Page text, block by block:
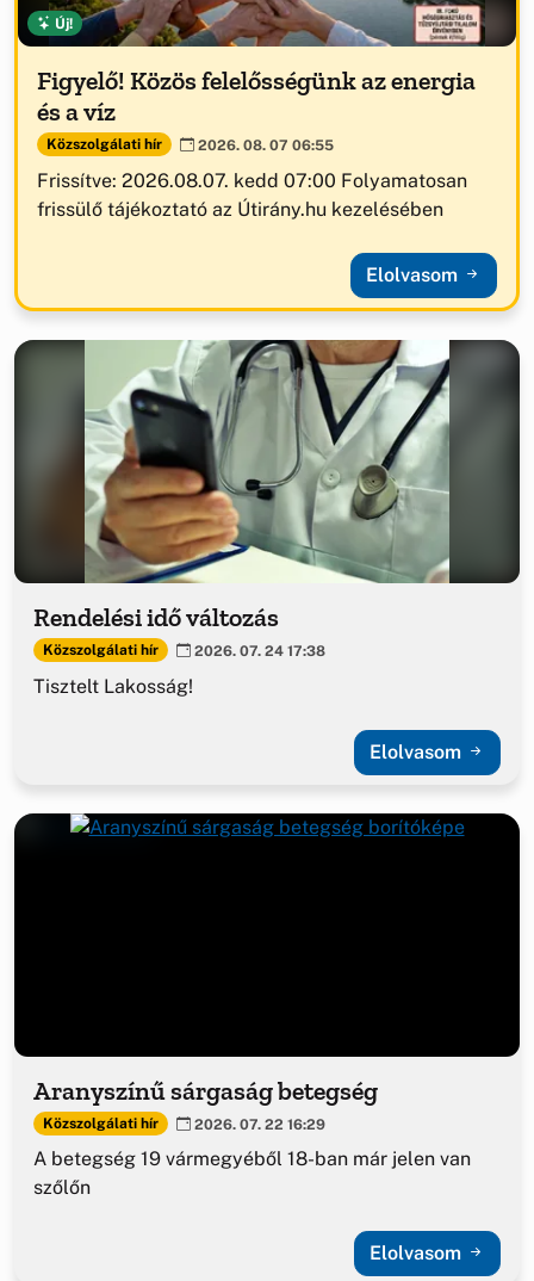
Új!
Figyelő! Közös felelősségünk az energia
és a víz
Közszolgálati hír 2026. 08. 07 06:55
Frissítve: 2026.08.07. kedd 07:00 Folyamatosan
frissülő tájékoztató az Útirány.hu kezelésében
Elolvasom
Rendelési idő változás
Közszolgálati hír 2026. 07. 24 17:38
Tisztelt Lakosság!
Elolvasom
Aranyszínű sárgaság betegség
Közszolgálati hír 2026. 07. 22 16:29
A betegség 19 vármegyéből 18-ban már jelen van
szőlőn
Elolvasom